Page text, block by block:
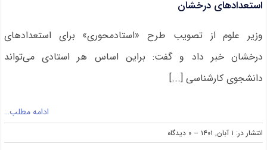
استعدادهای درخشان
وزیر علوم از تصویب طرح «استادمحوری» برای استعدادهای
درخشان خبر داد و گفت: براین اساس هر استادی می‌تواند
دانشجوی کارشناسی [...]
ادامه مطلب…
انتشار در: ۱ آبان, ۱۴۰۱ -- ۰ دیدگاه
on
تصویب